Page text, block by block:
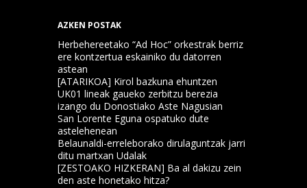
AZKEN POSTAK
Herbehereetako “Ad Hoc” orkestrak berriz
ere kontzertua eskainiko du datorren
astean
[ATARIKOA] Kirol bazkuna ehuntzen
UK01 lineak gaueko zerbitzu berezia
izango du Donostiako Aste Nagusian
San Lorente Eguna ospatuko dute
astelehenean
Belaunaldi-erreleborako dirulaguntzak jarri
ditu martxan Udalak
[ZESTOAKO HIZKERAN] Ba al dakizu zein
den aste honetako hitza?